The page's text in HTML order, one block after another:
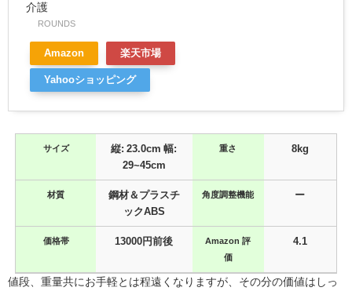
介護
ROUNDS
Amazon 楽天市場
Yahooショッピング
サイズ
縦: 23.0cm 幅:
29~45cm
重さ 8kg
材質
鋼材＆プラスチ
ックABS
角度調整機能 ー
価格帯 13000円前後
Amazon 評
価
4.1
値段、重量共にお手軽とは程遠くなりますが、その分の価値はしっ